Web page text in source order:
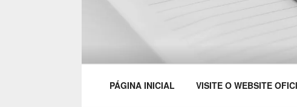
PARTTEAM &
PÁGINA INICIAL VISITE O WEBSITE